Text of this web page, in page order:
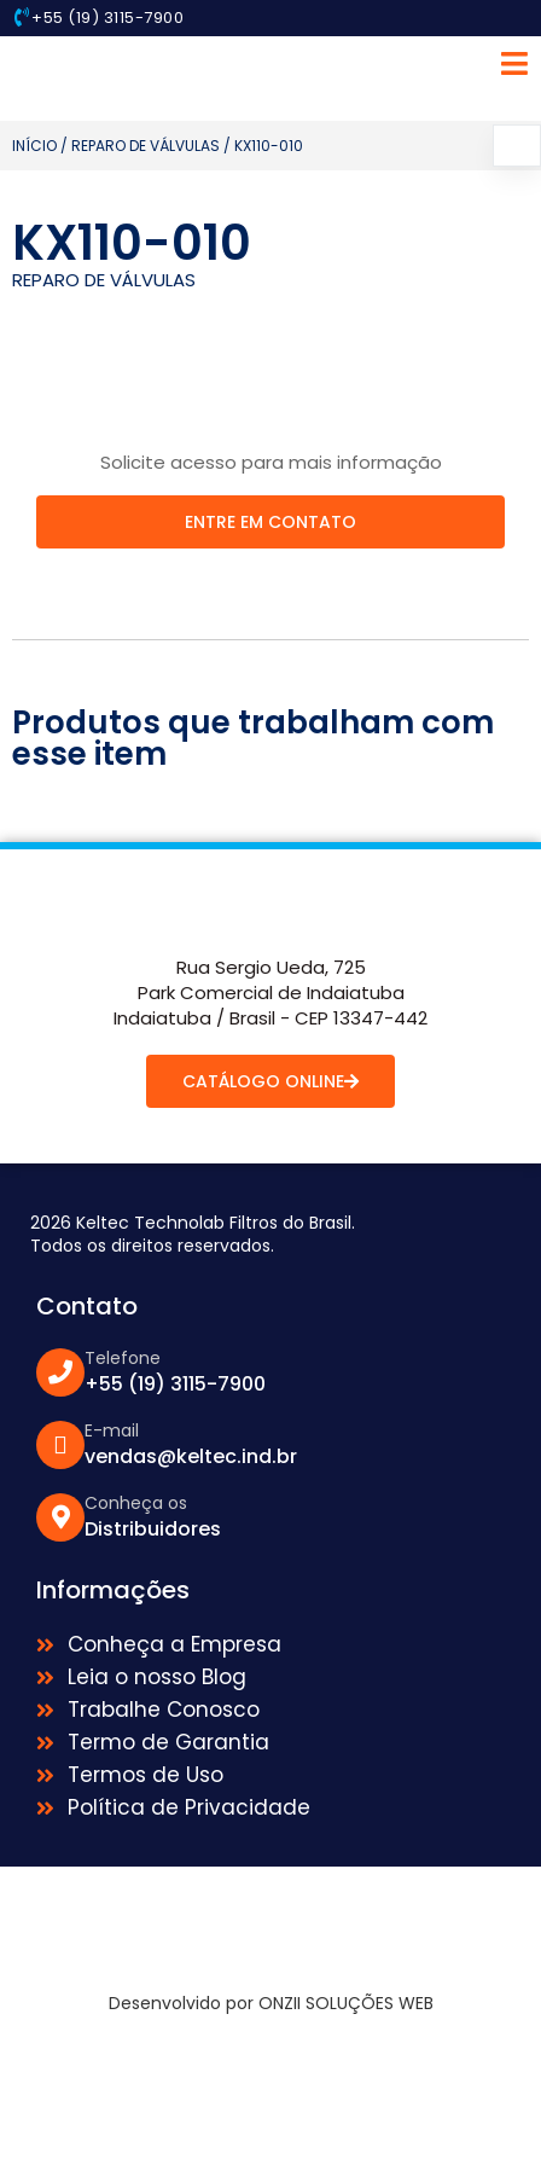
+55 (19) 3115-7900
INÍCIO / REPARO DE VÁLVULAS / KX110-010
KX110-010
REPARO DE VÁLVULAS
Solicite acesso para mais informação
ENTRE EM CONTATO
Produtos que trabalham com
esse item
Rua Sergio Ueda, 725
Park Comercial de Indaiatuba
Indaiatuba / Brasil - CEP 13347-442
CATÁLOGO ONLINE
2026 Keltec Technolab Filtros do Brasil.
Todos os direitos reservados.
Contato
Telefone
+55 (19) 3115-7900
E-mail
vendas@keltec.ind.br
Conheça os
Distribuidores
Informações
Conheça a Empresa
Leia o nosso Blog
Trabalhe Conosco
Termo de Garantia
Termos de Uso
Política de Privacidade
Desenvolvido por ONZII SOLUÇÕES WEB